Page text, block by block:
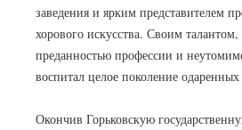
заведения и ярким представителем
хорового искусства. Своим
преданностью профессии и
воспитал целое поколение
Окончив Горьковскую